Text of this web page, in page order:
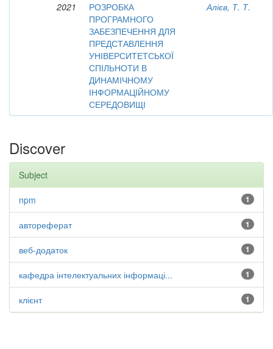
2021
РОЗРОБКА
ПРОГРАМНОГО
ЗАБЕЗПЕЧЕННЯ ДЛЯ
ПРЕДСТАВЛЕННЯ
УНІВЕРСИТЕТСЬКОЇ
СПІЛЬНОТИ В
ДИНАМІЧНОМУ
ІНФОРМАЦІЙНОМУ
СЕРЕДОВИЩІ
Алієв, Т. Т.
Discover
Subject
1
npm
1
автореферат
1
веб-додаток
1
кафедра інтелектуальних інформаці...
1
клієнт